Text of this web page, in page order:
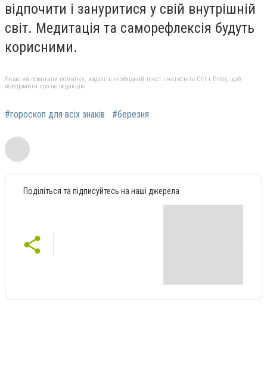
відпочити і зануритися у свій внутрішній
світ. Медитація та саморефлексія будуть
корисними.
Якщо ви помітили помилку, виділіть необхідний текст і натисніть Ctrl + Enter, щоб
повідомити про це редакцію
#гороскоп для всіх знаків #березня
Поділіться та підписуйтесь на наші джерела